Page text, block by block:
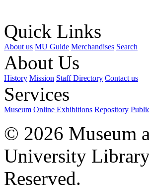
Quick Links
About us MU Guide Merchandises Search
About Us
History Mission Staff Directory Contact us
Services
Museum Online Exhibitions Repository
© 2026 Museum
University
Reserved.